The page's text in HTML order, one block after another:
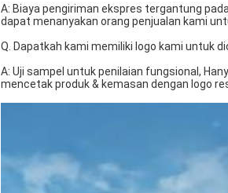
A: Biaya pengiriman ekspres tergantung
dapat menanyakan orang penjualan kami
Q. Dapatkah kami memiliki logo kami untuk
A: Uji sampel untuk penilaian fungsional,
mencetak produk & kemasan dengan logo